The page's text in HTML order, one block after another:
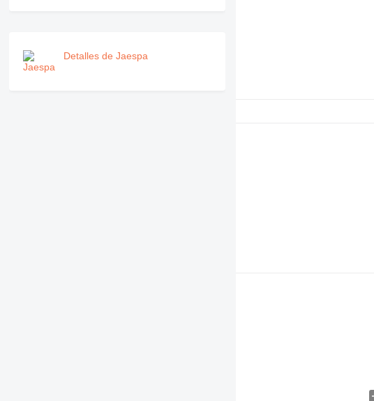
Detalles de Jaespa